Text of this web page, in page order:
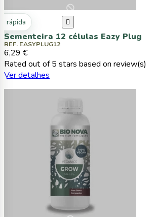
rápida 
Sementeira 12 células Eazy Plug
REF. EASYPLUG12
6,29 €
Rated out of 5 stars based on review(s)
Ver detalhes